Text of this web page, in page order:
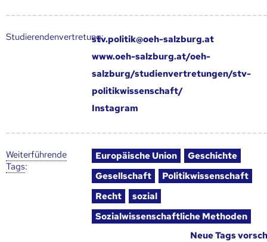
Studierendenvertretung:stv.politik@oeh-salzburg.at
www.oeh-salzburg.at/oeh-
salzburg/studienvertretungen/stv-
politikwissenschaft/
Instagram
Weiter­führende
Tags:
Europäische Union
Geschichte
Gesellschaft
Politikwissenschaft
Recht
sozial
Sozialwissenschaftliche Methoden
Neue Tags